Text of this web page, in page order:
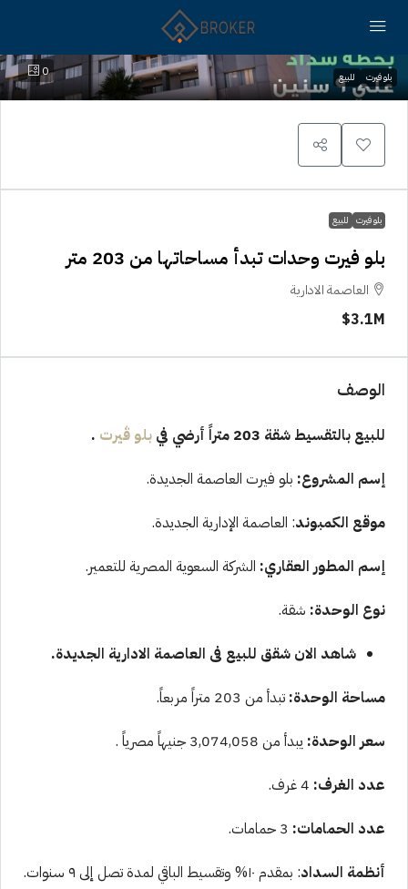
0 بلو فيرت للبيع
بلو فيرت للبيع
بلو فيرت وحدات تبدأ مساحاتها من 203 متر
العاصمة الادارية
3.1M$
الوصف
للبيع بالتقسيط شقة 203 متراً أرضي في بلو ڤيرت .
إسم المشروع: بلو فيرت العاصمة الجديدة.
موقع الكمبوند: العاصمة الإدارية الجديدة.
إسم المطور العقاري: الشركة السعوية المصرية للتعمير.
نوع الوحدة: شقة.
شاهد الان شقق للبيع فى العاصمة الادارية الجديدة.
مساحة الوحدة: تبدأ من 203 متراً مربعاً.
سعر الوحدة: يبدأ من 3,074,058 جنيهاً مصرياً .
عدد الغرف:
عدد الحمامات: 3 حمامات.
أنظمة السداد: بمقدم ١٠% وتقسيط الباقي لمدة تصل إلى ٩ سنوات.